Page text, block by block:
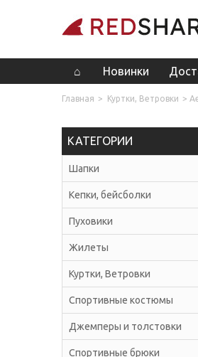
Новинки
Главная > Куртки, Ветровки >
КАТЕГОРИИ
Шапки
Кепки, бейсболки
Пуховики
Жилеты
Куртки, Ветровки
Спортивные костюмы
Джемперы и толстовки
Спортивные брюки